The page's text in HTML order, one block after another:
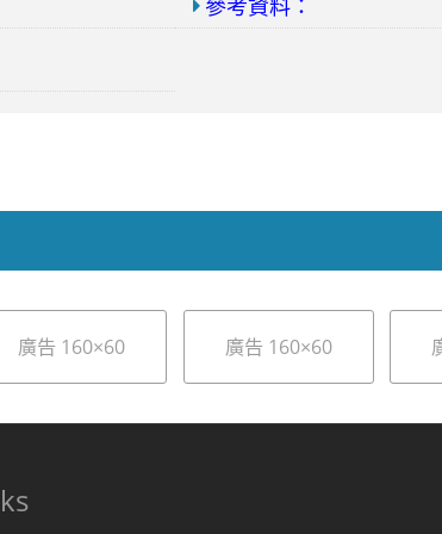
參考資料：
廣告 160×60 廣告 160×60